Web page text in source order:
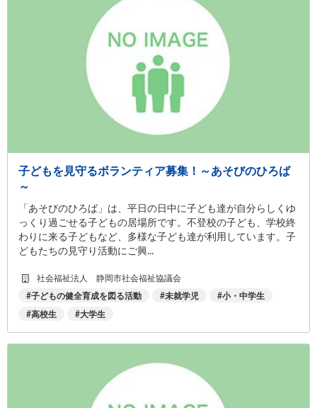
子どもを見守るボランティア募集！～あそびのひろば
～
「あそびのひろば」は、平日の日中に子ども達が自分らしくゆ
っくり過ごせる子どもの居場所です。不登校の子ども、学校終
わりに来る子どもなど、多様な子ども達が利用しています。子
どもたちの見守り活動にご興...
社会福祉法人 静岡市社会福祉協議会
子どもの健全育成を図る活動 未就学児 小・中学生
高校生 大学生